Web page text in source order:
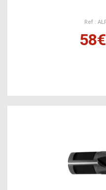
Ref :
58€